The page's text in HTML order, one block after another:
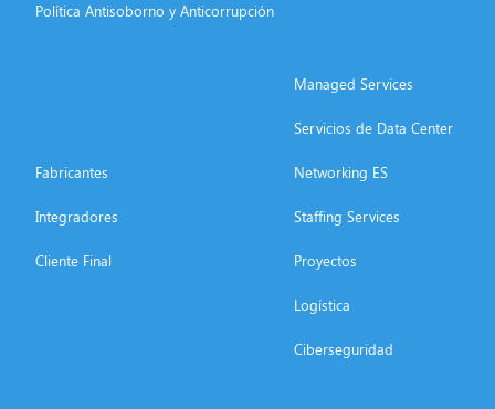
Política Antisoborno y Anticorrupción
Fabricantes
Integradores
Cliente Final
Managed Services
Servicios de Data Center
Networking ES
Staffing Services
Proyectos
Logística
Ciberseguridad